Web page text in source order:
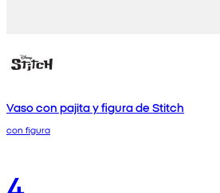
Vaso con pajita y figura de Stitch
con figura